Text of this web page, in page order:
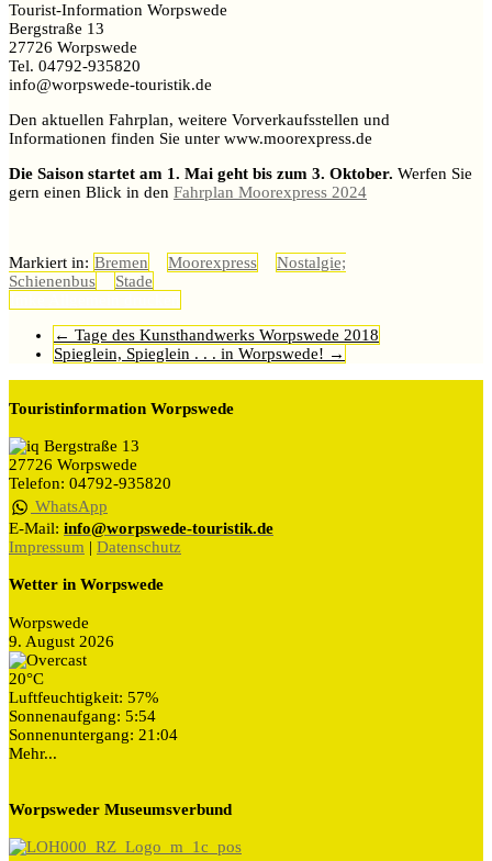
Tourist-Information Worpswede
Bergstraße 13
27726 Worpswede
Tel. 04792-935820
info@worpswede-touristik.de
Den aktuellen Fahrplan, weitere Vorverkaufsstellen und
Informationen finden Sie unter www.moorexpress.de
Die Saison startet am 1. Mai geht bis zum 3. Oktober. Werfen Sie
gern einen Blick in den Fahrplan Moorexpress 2024
Markiert in: Bremen Moorexpress
Nostalgie;
Schienenbus
Stade
← Tage des Kunsthandwerks Worpswede 2018
Spieglein, Spieglein . . . in Worpswede! →
Touristinformation Worpswede
Bergstraße 13
27726 Worpswede
Telefon: 04792-935820
WhatsApp
E-Mail: info@worpswede-touristik.de
Impressum | Datenschutz
Wetter in Worpswede
Worpswede
9. August 2026
20°C
Luftfeuchtigkeit: 57%
Sonnenaufgang: 5:54
Sonnenuntergang: 21:04
Mehr...
Worpsweder Museumsverbund